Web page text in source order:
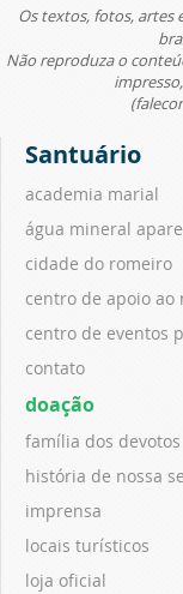
Os textos, fotos, artes
Não reproduza o
Santuário
academia marial
água mineral
cidade do romeiro
centro de apoio ao
centro de eventos
contato
doação
família dos devotos
história de nossa
imprensa
locais turísticos
loja oficial